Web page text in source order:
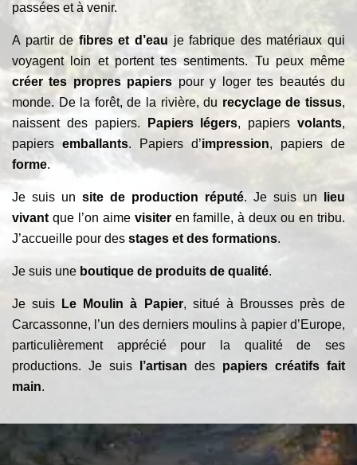
passées et à venir.
A partir defibres et d’eau je fabrique des matériaux qui
voyagent loin et portent tes sentiments. Tu peux même
créer tes propres papiers pour y loger tes beautés du
monde. De la forêt, de la rivière, du recyclage de tissus,
naissent des papiers.
Papiers légers, papiersvolants,
papiers emballants. Papiers d’impression, papiers de
forme.
Je suis un site de production réputé. Je suis un
lieu
vivantque l’on aime visiteren famille, à deux ou en tribu.
J’accueille pour des stages et des formations.
Je suis une boutique de produits de qualité.
Je suis Le Moulin à Papier, situé à Brousses près de
Carcassonne, l’un des derniers moulins à papier d’Europe,
particulièrement apprécié pour la qualité de ses
productions. Je suis
l’artisan des papiers créatifs fait
main.